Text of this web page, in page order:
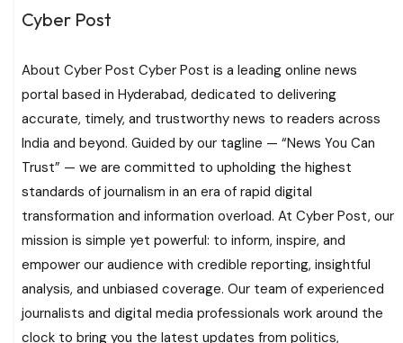
Cyber Post
About Cyber Post Cyber Post is a leading online news
portal based in Hyderabad, dedicated to delivering
accurate, timely, and trustworthy news to readers across
India and beyond. Guided by our tagline — “News You Can
Trust” — we are committed to upholding the highest
standards of journalism in an era of rapid digital
transformation and information overload. At Cyber Post, our
mission is simple yet powerful: to inform, inspire, and
empower our audience with credible reporting, insightful
analysis, and unbiased coverage. Our team of experienced
journalists and digital media professionals work around the
clock to bring you the latest updates from politics,